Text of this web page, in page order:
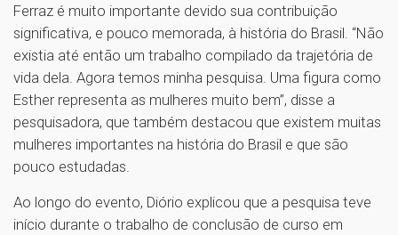
Ferraz é muito importante devido sua contribuição
significativa, e pouco memorada, à história do Brasil. “Não
existia até então um trabalho compilado da trajetória de
vida dela. Agora temos minha pesquisa. Uma figura como
Esther representa as mulheres muito bem”, disse a
pesquisadora, que também destacou que existem muitas
mulheres importantes na história do Brasil e que são
pouco estudadas.
Ao longo do evento, Diório explicou que a pesquisa teve
início durante o trabalho de conclusão de curso em